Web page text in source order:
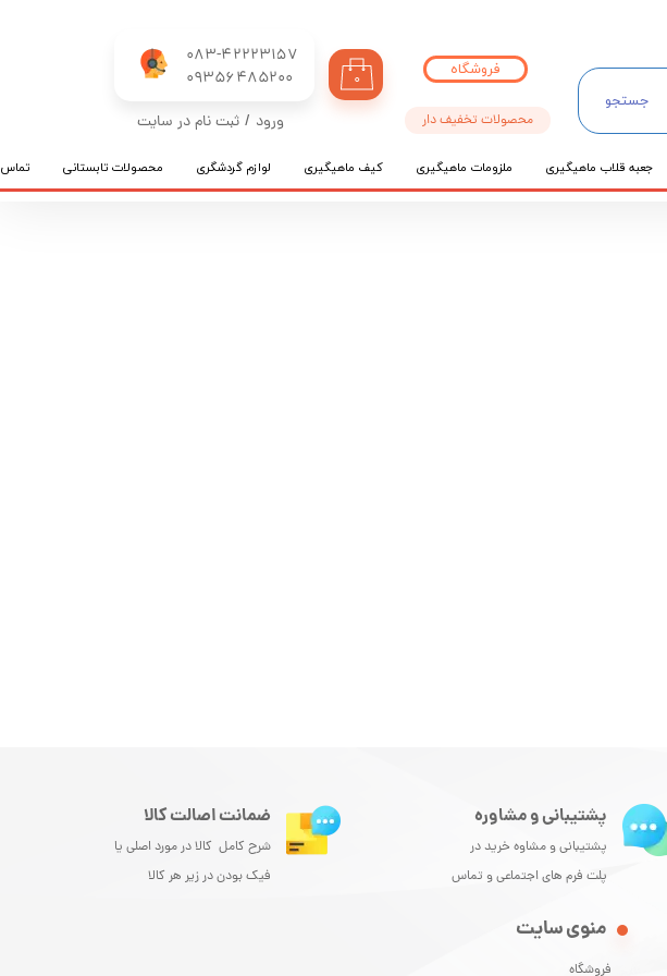
083-42223157
​​​​​​​09356485200
جستجو
۰
ورود / ثبت نام در سایت
تغییر گذر واژه
جعبه قلاب ماهیگیری ملزومات ماهیگیری کیف ماهیگیری لوازم گردشگری محصولات تابستانی تماس
محصولات تخفیف دار
فروشگاه
منوی سایت
فروشگاه
پشتیبانی و مشاوره
پشتیبانی و مشاوه خرید در
پلت فرم های اجتماعی و تماس
ضمانت اصالت کالا
شرح کامل کالا در مورد اصلی یا
فیک بودن در زیر هر کالا